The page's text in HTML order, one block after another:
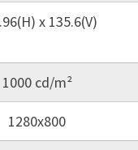
x 135.6(V)
1000 cd/m²
1280x800